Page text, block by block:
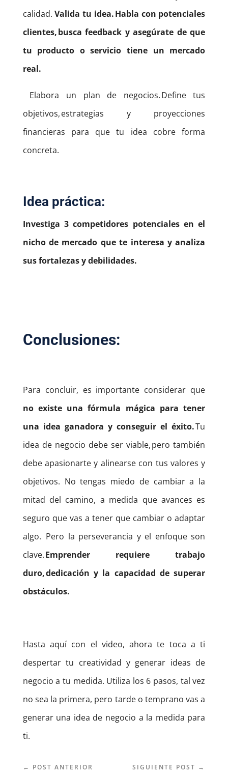
calidad.Valida tu idea. Habla con potenciales
clientes, busca feedback y asegúrate de que
tu producto o servicio tiene un mercado
real.
Elabora un plan de negocios. Define tus
objetivos, estrategias y proyecciones
financieras para que tu idea cobre forma
concreta.
Idea práctica:
Investiga 3 competidores potenciales en el
nicho de mercado que te interesa y analiza
sus fortalezas y debilidades.
Conclusiones:
Para concluir, es importante considerar que
no existe una fórmula mágica para tener
una idea ganadora y conseguir el éxito.Tu
idea de negocio debe ser viable, pero también
debe apasionarte y alinearse con tus valores y
objetivos. No tengas miedo de cambiar a la
mitad del camino, a medida que avances es
seguro que vas a tener que cambiar o adaptar
algo. Pero la perseverancia y el enfoque son
clave.Emprender requiere trabajo
duro, dedicación y la capacidad de superar
obstáculos.
Hasta aquí con el video, ahora te toca a ti
despertar tu creatividad y generar ideas de
negocio a tu medida. Utiliza los 6 pasos, tal vez
no sea la primera, pero tarde o temprano vas a
generar una idea de negocio a la medida para
ti.
← POST ANTERIOR SIGUIENTE POST →